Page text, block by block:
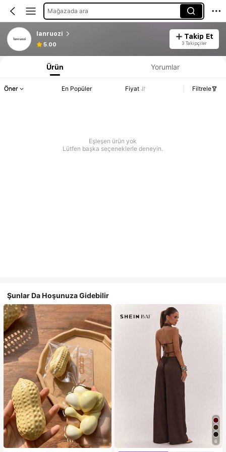
Mağazada ara
lanruozi
5.00
Takip Et
3 Takipçiler
Ürün Yorumlar
Öner En Popüler Fiyat Filtrele
Eşleşen ürün yok
Lütfen başka seçeneklerle deneyin.
Şunlar Da Hoşunuza Gidebilir
6